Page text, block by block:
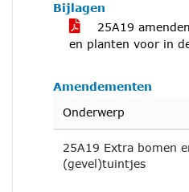
Bijlagen
25A19
en planten voor in
Amendementen
Onderwerp
25A19 Extra bomen
(gevel)tuintjes